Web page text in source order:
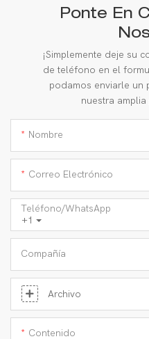
Ponte En
¡Simplemente deje su
de teléfono en el
podamos enviarle un
nuestra
Nombre
Correo Electrónico
+1
Teléfono/WhatsApp
Compañía
Archivo
Contenido